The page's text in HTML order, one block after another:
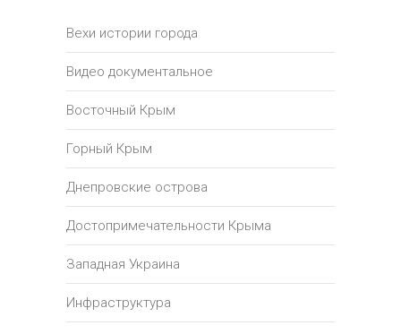
Вехи истории города
Видео документальное
Восточный Крым
Горный Крым
Днепровские острова
Достопримечательности Крыма
Западная Украина
Инфраструктура